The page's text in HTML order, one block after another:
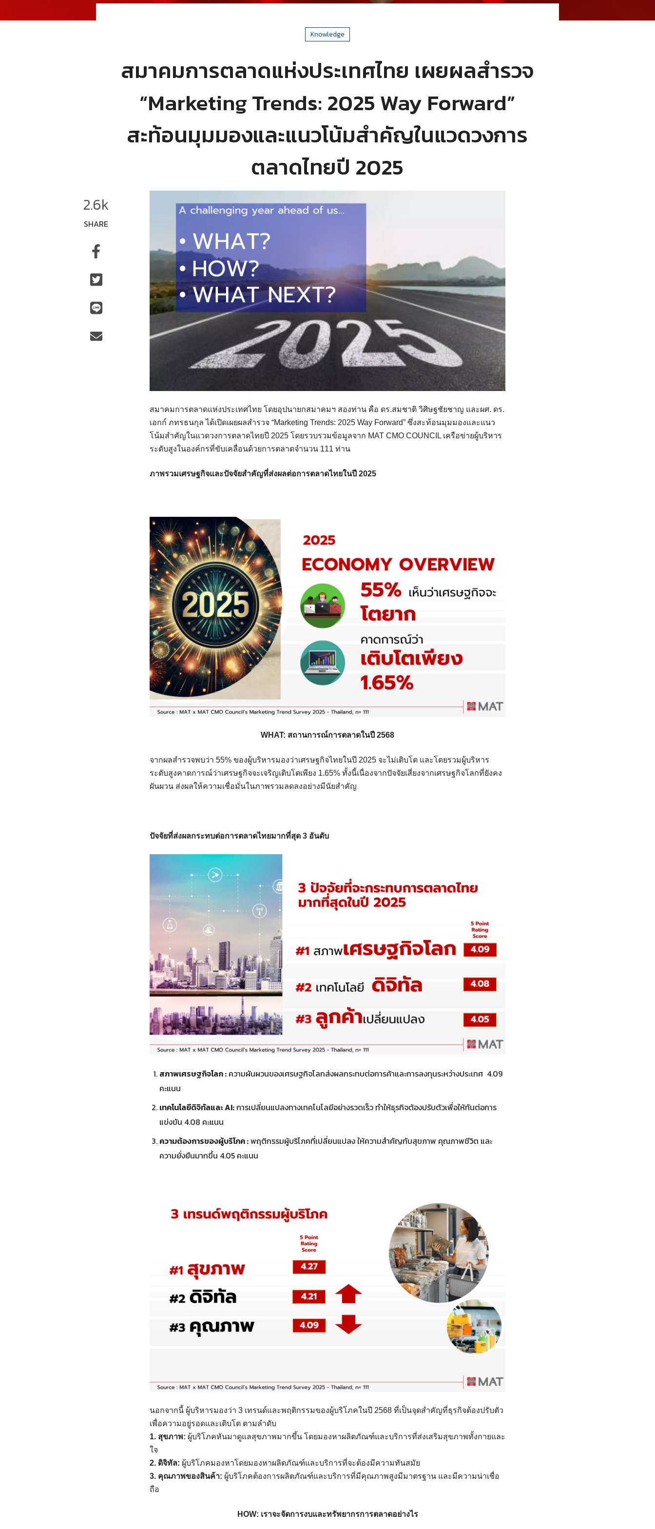
Knowledge
สมาคมการตลาดแห่งประเทศไทย เผยผลสำรวจ
“Marketing Trends: 2025 Way Forward”
สะท้อนมุมมองและแนวโน้มสำคัญในแวดวงการ
ตลาดไทยปี 2025
2.6k
SHARE
สมาคมการตลาดแห่งประเทศไทย โดยอุปนายกสมาคมฯ สองท่าน คือ ดร.สมชาติ วิศิษฐชัยชาญ และผศ. ดร.
เอกก์ ภทรธนกุล ได้เปิดเผยผลสำรวจ “Marketing Trends: 2025 Way Forward” ซึ่งสะท้อนมุมมองและแนว
โน้มสำคัญในแวดวงการตลาดไทยปี 2025 โดยรวบรวมข้อมูลจาก MAT CMO COUNCIL เครือข่ายผู้บริหาร
ระดับสูงในองค์กรที่ขับเคลื่อนด้วยการตลาดจำนวน 111 ท่าน
ภาพรวมเศรษฐกิจและปัจจัยสำคัญที่ส่งผลต่อการตลาดไทยในปี 2025
WHAT: สถานการณ์การตลาดในปี 2568
จากผลสำรวจพบว่า 55% ของผู้บริหารมองว่าเศรษฐกิจไทยในปี 2025 จะไม่เติบโต และโดยรวมผู้บริหาร
ระดับสูงคาดการณ์ว่าเศรษฐกิจจะเจริญเติบโตเพียง 1.65% ทั้งนี้เนื่องจากปัจจัยเสี่ยงจากเศรษฐกิจโลกที่ยังคง
ผันผวน ส่งผลให้ความเชื่อมั่นในภาพรวมลดลงอย่างมีนัยสำคัญ
ปัจจัยที่ส่งผลกระทบต่อการตลาดไทยมากที่สุด 3 อันดับ
สภาพเศรษฐกิจโลก : ความผันผวนของเศรษฐกิจโลกส่งผลกระทบต่อการค้าและการลงทุนระหว่างประเทศ 4.09
คะแนน
เทคโนโลยีดิจิทัลและ AI:การเปลี่ยนแปลงทางเทคโนโลยีอย่างรวดเร็ว ทำให้ธุรกิจต้องปรับตัวเพื่อให้ทันต่อการ
แข่งขัน 4.08 คะแนน
ความต้องการของผู้บริโภค :พฤติกรรมผู้บริโภคที่เปลี่ยนแปลง ให้ความสำคัญกับสุขภาพ คุณภาพชีวิต และ
ความยั่งยืนมากขึ้น 4.05 คะแนน
นอกจากนี้ ผู้บริหารมองว่า 3 เทรนด์และพฤติกรรมของผู้บริโภคในปี 2568 ที่เป็นจุดสำคัญที่ธุรกิจต้องปรับตัว
เพื่อความอยู่รอดและเติบโต ตามลำดับ
1. สุขภาพ: ผู้บริโภคหันมาดูแลสุขภาพมากขึ้น โดยมองหาผลิตภัณฑ์และบริการที่ส่งเสริมสุขภาพทั้งกายและ
ใจ
2. ดิจิทัล: ผู้บริโภคมองหาโดยมองหาผลิตภัณฑ์และบริการที่จะต้องมีความทันสมัย
3. คุณภาพของสินค้า: ผู้บริโภคต้องการผลิตภัณฑ์และบริการที่มีคุณภาพสูงมีมาตรฐาน และมีความน่าเชื่อ
ถือ
HOW: เราจะจัดการงบและทรัพยากรการตลาดอย่างไร